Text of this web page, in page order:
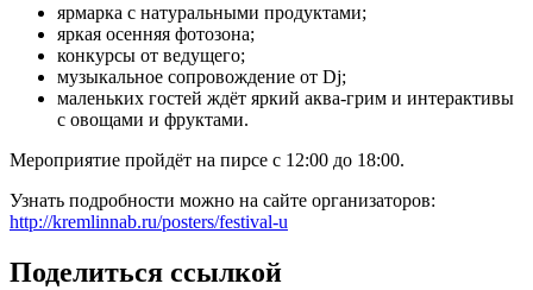
ярмарка с натуральными продуктами;
яркая осенняя фотозона;
конкурсы от ведущего;
музыкальное сопровождение от Dj;
маленьких гостей ждёт яркий аква-грим и интерактивы
с овощами и фруктами.
Мероприятие пройдёт на пирсе с 12:00 до 18:00.
Узнать подробности можно на сайте организаторов:
http://kremlinnab.ru/posters/festival-u
Поделиться ссылкой